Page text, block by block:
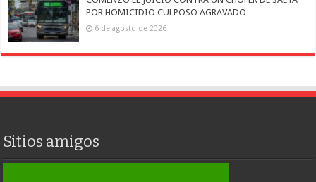
POR HOMICIDIO CULPOSO AGRAVADO
6 de agosto de 2026
Sitios amigos